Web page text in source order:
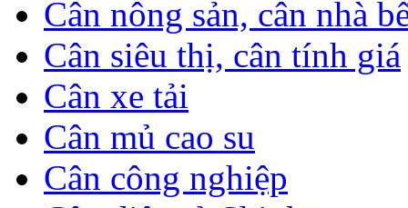
Cân nông sản, cân nhà
Cân siêu thị, cân tính giá
Cân xe tải
Cân mủ cao su
Cân công nghiệp